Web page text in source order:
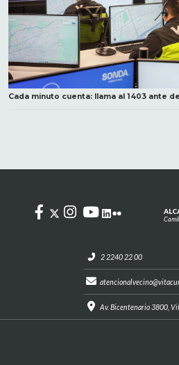
Cada minuto cuenta: llama al 1403 ante
2 2240 22 00
Av. Bicentenario 3800,